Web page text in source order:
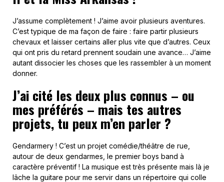
J’assume complètement ! J’aime avoir plusieurs aventures.
C’est typique de ma façon de faire : faire partir plusieurs
chevaux et laisser certains aller plus vite que d’autres. Ceux
qui ont pris du retard prennent soudain une avance… J’aime
autant dissocier les choses que les rassembler à un moment
donner.
J’ai cité les deux plus connus – ou
mes préférés – mais tes autres
projets, tu peux m’en parler ?
Gendarmery ! C’est un projet comédie/théâtre de rue,
autour de deux gendarmes, le premier boys band à
caractère préventif ! La musique est très présente mais là je
lâche la guitare pour me servir dans un répertoire qui colle